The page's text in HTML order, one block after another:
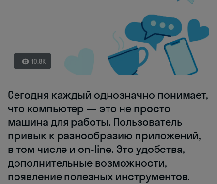
10.8K
Сегодня каждый однозначно понимает,
что компьютер — это не просто
машина для работы. Пользователь
привык к разнообразию приложений,
в том числе и on-line. Это удобства,
дополнительные возможности,
появление полезных инструментов.